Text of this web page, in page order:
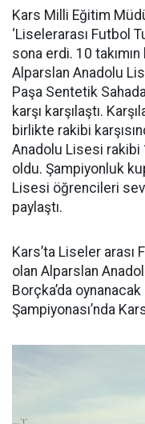
Kars Milli Eğitim
‘Liselerarası Futbol
sona erdi. 10
Alparslan Anadolu
Paşa Sentetik
karşı karşılaştı.
birlikte rakibi
Anadolu Lisesi
oldu. Şampiyonluk
Lisesi öğrencileri
paylaştı.
Kars’ta Liseler arası
olan Alparslan
Borçka’da
Şampiyonası’nda